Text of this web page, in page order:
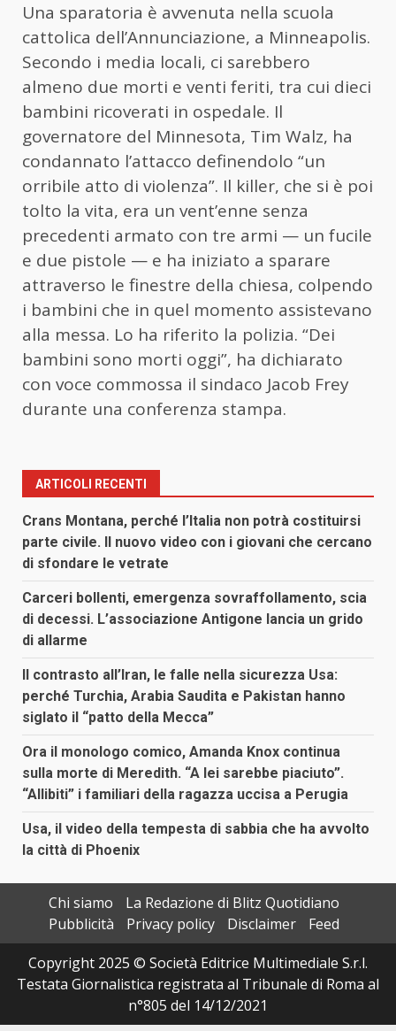
Una sparatoria è avvenuta nella scuola
cattolica dell’Annunciazione, a Minneapolis.
Secondo i media locali, ci sarebbero
almeno due morti e venti feriti, tra cui dieci
bambini ricoverati in ospedale. Il
governatore del Minnesota, Tim Walz, ha
condannato l’attacco definendolo “un
orribile atto di violenza”. Il killer, che si è poi
tolto la vita, era un vent’enne senza
precedenti armato con tre armi — un fucile
e due pistole — e ha iniziato a sparare
attraverso le finestre della chiesa, colpendo
i bambini che in quel momento assistevano
alla messa. Lo ha riferito la polizia. “Dei
bambini sono morti oggi”, ha dichiarato
con voce commossa il sindaco Jacob Frey
durante una conferenza stampa.
ARTICOLI RECENTI
Crans Montana, perché l’Italia non potrà costituirsi
parte civile. Il nuovo video con i giovani che cercano
di sfondare le vetrate
Carceri bollenti, emergenza sovraffollamento, scia
di decessi. L’associazione Antigone lancia un grido
di allarme
Il contrasto all’Iran, le falle nella sicurezza Usa:
perché Turchia, Arabia Saudita e Pakistan hanno
siglato il “patto della Mecca”
Ora il monologo comico, Amanda Knox continua
sulla morte di Meredith. “A lei sarebbe piaciuto”.
“Allibiti” i familiari della ragazza uccisa a Perugia
Usa, il video della tempesta di sabbia che ha avvolto
la città di Phoenix
Chi siamo
La Redazione di Blitz Quotidiano
Pubblicità
Privacy policy Disclaimer
Feed
Copyright 2025 © Società Editrice Multimediale S.r.l.
Testata Giornalistica registrata al Tribunale di Roma al
n°805 del 14/12/2021